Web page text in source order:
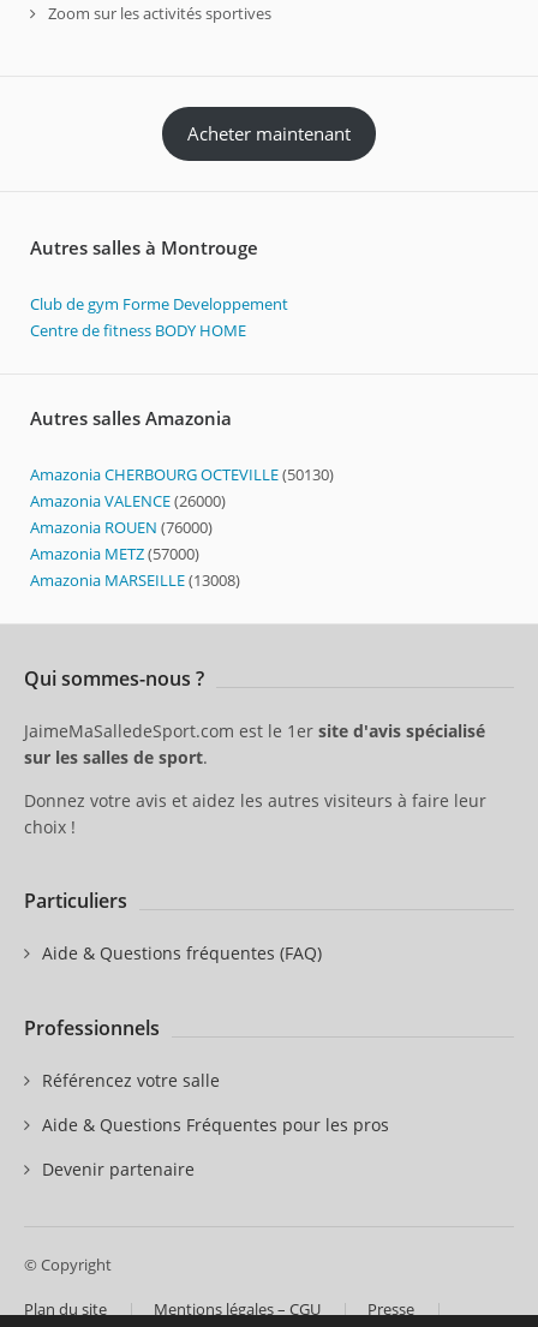
Zoom sur les activités sportives
Acheter maintenant
Autres salles à Montrouge
Club de gym Forme Developpement
Centre de fitness BODY HOME
Autres salles Amazonia
Amazonia CHERBOURG OCTEVILLE(50130)
Amazonia VALENCE(26000)
Amazonia ROUEN (76000)
Amazonia METZ(57000)
Amazonia MARSEILLE(13008)
Qui sommes-nous ?
JaimeMaSalledeSport.com est le 1er site d'avis spécialisé
sur les salles de sport.
Donnez votre avis et aidez les autres visiteurs à faire leur
choix !
Particuliers
Aide & Questions fréquentes (FAQ)
Professionnels
Référencez votre salle
Aide & Questions Fréquentes pour les pros
Devenir partenaire
© Copyright
Plan du site Mentions légales – CGU Presse